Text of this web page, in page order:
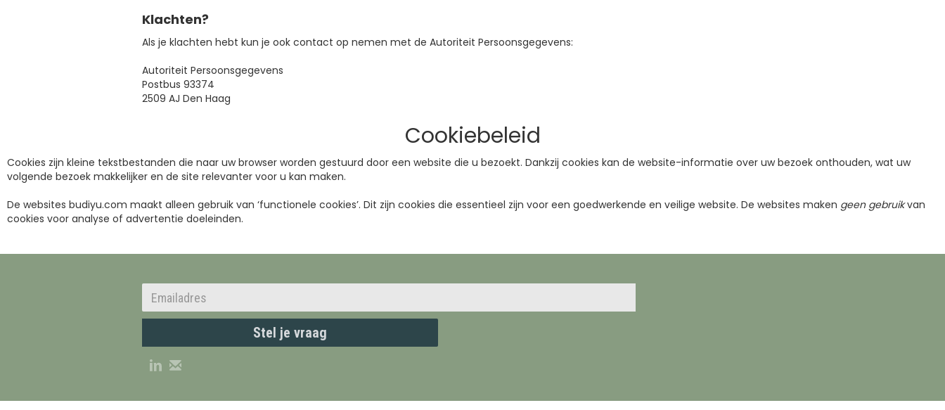
Klachten?
Als je klachten hebt kun je ook contact op nemen met de Autoriteit Persoonsgegevens:
‍Autoriteit Persoonsgegevens
Postbus 93374
2509 AJ Den Haag
Cookiebeleid
Cookies zijn kleine tekstbestanden die naar uw browser worden gestuurd door een website die u bezoekt. Dankzij cookies kan de website-informatie over uw bezoek onthouden, wat uw
volgende bezoek makkelijker en de site relevanter voor u kan maken.
De websites budiyu.com maakt alleen gebruik van ‘functionele cookies’. Dit zijn cookies die essentieel zijn voor een goedwerkende en veilige website. De websites maken geen gebruikvan
cookies voor analyse of advertentie doeleinden.